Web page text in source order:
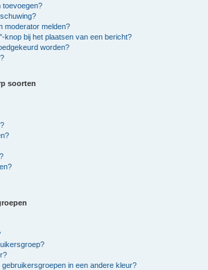
toevoegen?
moderator melden?
knop bij het plaatsen van een bericht?
worden?
soorten
in een andere kleur?